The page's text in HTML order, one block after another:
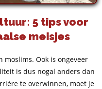
5 tips voor
meisjes
moslims. Ook is ongeveer
is dus nogal anders dan
te overwinnen, moet je